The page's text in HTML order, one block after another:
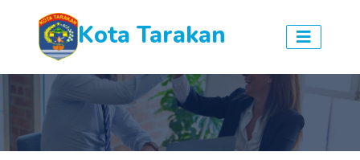
Kota Tarakan